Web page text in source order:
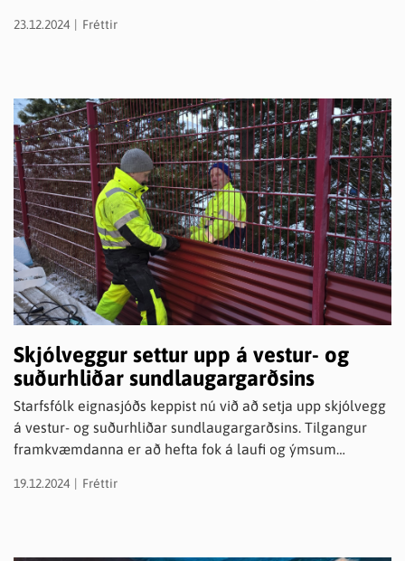
- LOKAÐ Venjulegur opnunartími eftir áramót þ.e. þriðju-,
23.12.2024 Fréttir
Skjólveggur settur upp á vestur- og
suðurhliðar sundlaugargarðsins
Starfsfólk eignasjóðs keppist nú við að setja upp skjólvegg
á vestur- og suðurhliðar sundlaugargarðsins. Tilgangur
framkvæmdanna er að hefta fok á laufi og ýmsum
beisla að einhverju leyti vindhviður þangað inn. Þeir Davíð
það verkefni vel úr hendi.
19.12.2024 Fréttir